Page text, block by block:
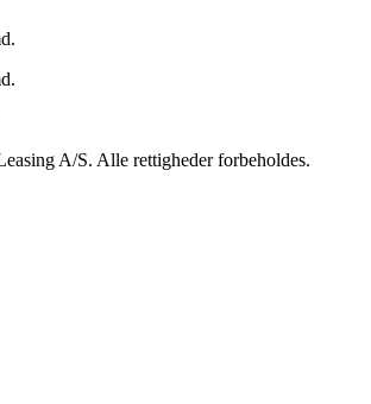
A/S. Alle rettigheder forbeholdes.